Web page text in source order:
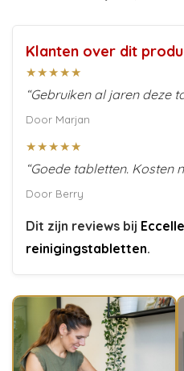
Klanten over dit
★★★★★
“Gebruiken al jaren deze
Door Marjan
★★★★★
“Goede tabletten. Kosten
Door Berry
Dit zijn reviews bij
reinigingstabletten.